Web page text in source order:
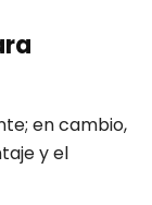
en cambio,
y el